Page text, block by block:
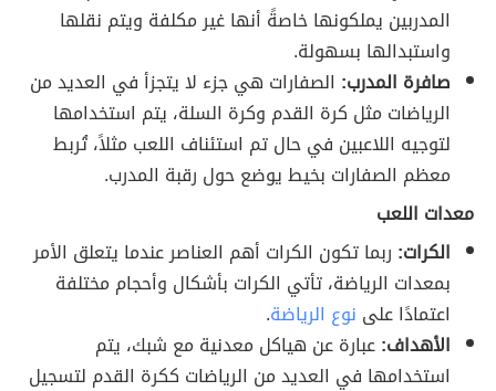
المدربين يملكونها خاصةً أنها غير مكلفة ويتم نقلها
واستبدالها بسهولة.
صافرة المدرب: الصفارات هي جزء لا يتجزأ في العديد من
الرياضات مثل كرة القدم وكرة السلة، يتم استخدامها
لتوجيه اللاعبين في حال تم استئناف اللعب مثلاً، تُربط
معظم الصفارات بخيط يوضع حول رقبة المدرب.
معدات اللعب
الكرات: ربما تكون الكرات أهم العناصر عندما يتعلق الأمر
بمعدات الرياضة، تأتي الكرات بأشكال وأحجام مختلفة
اعتمادًا على نوع الرياضة.
الأهداف:عبارة عن هياكل معدنية مع شبك، يتم
استخدامها في العديد من الرياضات ككرة القدم لتسجيل